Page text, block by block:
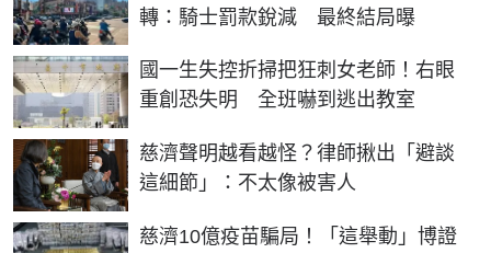
轉：騎士罰款銳減 最終結局曝
國一生失控折掃把狂刺女老師！右眼
重創恐失明 全班嚇到逃出教室
慈濟聲明越看越怪？律師揪出「避談
這細節」：不太像被害人
慈濟10億疫苗騙局！「這舉動」博證